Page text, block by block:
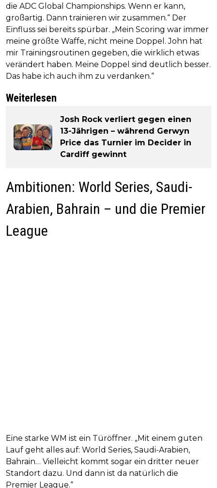
die ADC Global Championships. Wenn er kann,
großartig. Dann trainieren wir zusammen.“ Der
Einfluss sei bereits spürbar. „Mein Scoring war immer
meine größte Waffe, nicht meine Doppel. John hat
mir Trainingsroutinen gegeben, die wirklich etwas
verändert haben. Meine Doppel sind deutlich besser.
Das habe ich auch ihm zu verdanken.“
Weiterlesen
Josh Rock verliert gegen einen
13-Jährigen – während Gerwyn
Price das Turnier im Decider in
Cardiff gewinnt
Ambitionen: World Series, Saudi-
Arabien, Bahrain – und die Premier
League
Eine starke WM ist ein Türöffner. „Mit einem guten
Lauf geht alles auf: World Series, Saudi-Arabien,
Bahrain… Vielleicht kommt sogar ein dritter neuer
Standort dazu. Und dann ist da natürlich die
Premier League.“